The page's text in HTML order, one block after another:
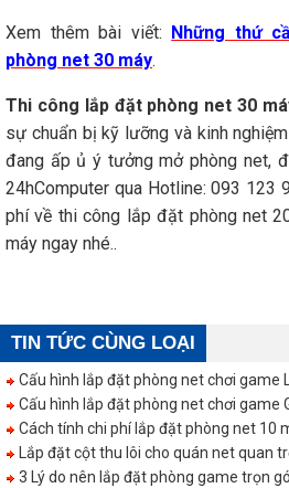
Xem thêm bài viết: Những thứ
phòng net 30 máy.
Thi công lắp đặt phòng net 30
sự chuẩn bị kỹ lưỡng và kinh
đang ấp ủ ý tưởng mở phòng net,
24hComputer qua Hotline: 093 123
phí về thi công lắp đặt phòng net
máy ngay nhé..
TIN TỨC CÙNG LOẠI
Cấu hình lắp đặt phòng net chơi game
Cấu hình lắp đặt phòng net chơi game
Cách tính chi phí lắp đặt phòng net 10
Lắp đặt cột thu lôi cho quán net quan
3 Lý do nên lắp đặt phòng game trọn